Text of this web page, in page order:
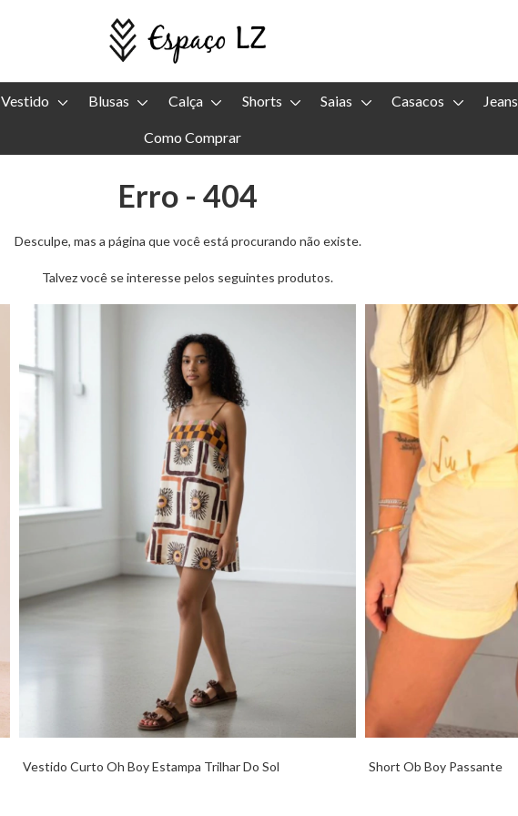
Vestido Blusas Calça Shorts Saias Casacos Jeans
Como Comprar
Erro - 404
Desculpe, mas a página que você está procurando não existe.
Talvez você se interesse pelos seguintes produtos.
Vestido Curto Oh Boy Estampa Trilhar Do Sol Short Ob Boy Passante